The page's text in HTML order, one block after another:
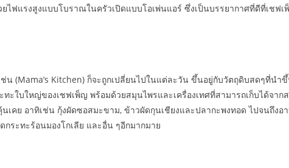
ฟแรงสูงแบบโบราณในครัวเปิดแบบโอเพ่นแอร์ ซึ่งเป็นบรรยากาศที่ดีที่เชฟ
(Mama’s Kitchen) ก็จะถูกเปลี่ยนไปในแต่ละวัน ขึ้นอยู่กับวัตถุดิบสดๆที่นำขึ้
ใบใหญ่ของเชฟเพ็ญ พร้อมด้วยสมุนไพรและเครื่องเทศที่สามารถเก็บได้จา
คย อาทิเช่น กุ้งผัดซอสมะขาม, ข้าวผัดกุนเชียงและปลากะพงทอด ไปจนถึงอ
ระทะร้อนมองโกเลีย และอื่น ๆอีกมากมาย